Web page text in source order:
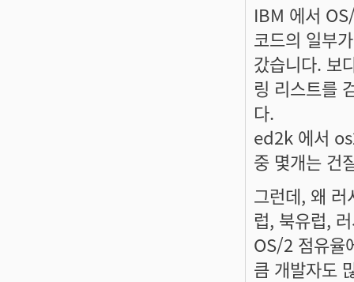
IBM 에서
코드의 일부
갔습니다.
링 리스트를
다.
ed2k 에서
중 몇개는 건
그런데, 왜 러
럽, 북유럽,
OS/2 점유율
큼 개발자도